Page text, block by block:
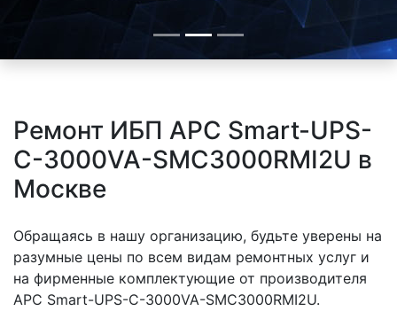
Ремонт ИБП APC Smart-UPS-
C-3000VA-SMC3000RMI2U в
Москве
Обращаясь в нашу организацию, будьте уверены на
разумные цены по всем видам ремонтных услуг и
на фирменные комплектующие от производителя
APC Smart-UPS-C-3000VA-SMC3000RMI2U.